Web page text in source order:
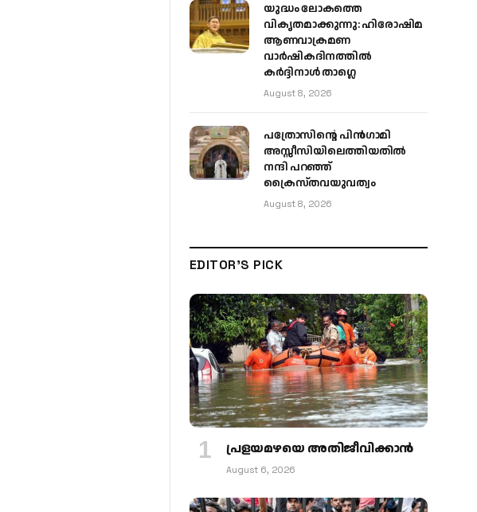
യുദ്ധം ലോകത്തെ
വികൃതമാക്കുന്നു: ഹിരോഷിമ
ആണവാക്രമണ
വാർഷികദിനത്തിൽ
കർദ്ദിനാൾ താഗ്ലെ
August 8, 2026
പത്രോസിന്റെ പിൻഗാമി
അസ്സീസിയിലെത്തിയതിൽ
നന്ദി പറഞ്ഞ്
ക്രൈസ്തവയുവത്വം
August 8, 2026
EDITOR'S PICK
പ്രളയമഴയെ അതിജീവിക്കാന്‍
August 6, 2026